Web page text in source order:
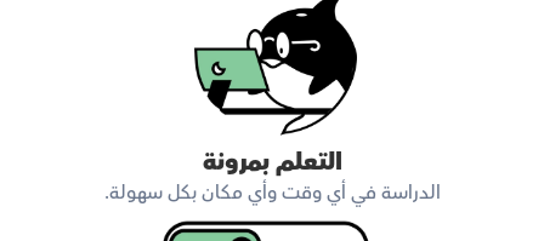
التعلم بمرونة
الدراسة في أي وقت وأي مكان بكل سهولة.